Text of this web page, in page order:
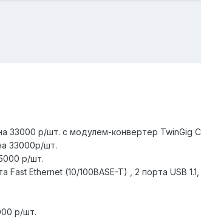
33000 р/шт. с модулем-конвертер TwinGig
33000р/шт.
р/шт.
Ethernet (10/100BASE-T) , 2 порта USB
р/шт.